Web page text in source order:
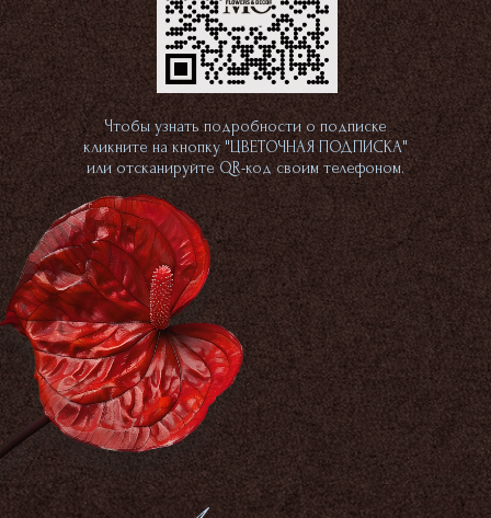
Чтобы узнать подробности о подписке
кликните на кнопку "ЦВЕТОЧНАЯ ПОДПИСКА"
или отсканируйте QR-код своим телефоном.